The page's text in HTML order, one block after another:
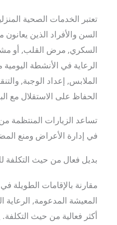
تعتبر الخدمات الصحية
السن والأفراد الذين
السكري, مرض القلب, أو
الرعاية في الأنشطة
الملابس, إعداد الوجبة,
الحفاظ على الاستقلال مع
تساعد الزيارات المنتظمة
في إدارة الأعراض ومنع
بديل فعال من حيث التكلفة
مقارنة بالإقامات الطويلة
المعيشة المدعومة, الرعاية
أكثر فعالية من حيث